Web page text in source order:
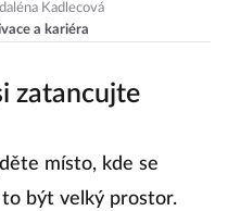
Kadlecová
a kariéra
zatancujte
místo, kde se
být velký prostor.